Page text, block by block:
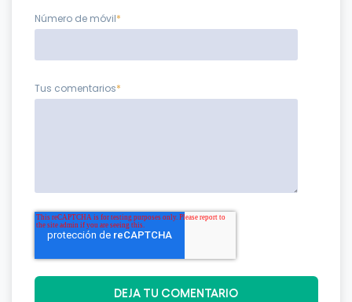
Número de móvil*
Tus comentarios*